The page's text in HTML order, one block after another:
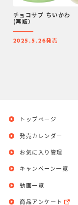
チョコサプ ちいかわ
(再販）
2025.5.26発売
トップページ
発売カレンダー
お気に入り管理
キャンペーン一覧
動画一覧
商品アンケート